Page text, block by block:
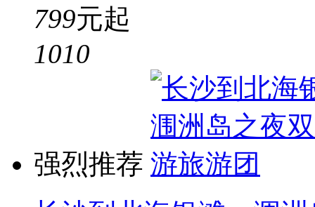
799元起
1010
强烈推荐